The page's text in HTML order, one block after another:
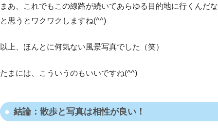
まあ、これでもこの線路が続いてあらゆる目的地に行くんだな
と思うとワクワクしますね(^^)
以上、ほんとに何気ない風景写真でした（笑）
たまには、こういうのもいいですね(^^)
結論：散歩と写真は相性が良い！